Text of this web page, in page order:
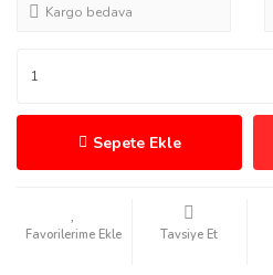
Kargo bedava
Sepete Ekle
Tavsiye Et